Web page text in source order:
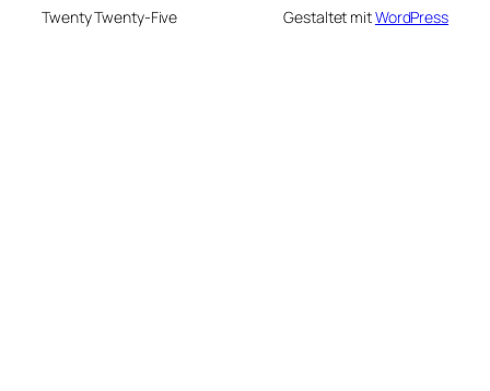
Twenty Twenty-Five Gestaltet mitWordPress